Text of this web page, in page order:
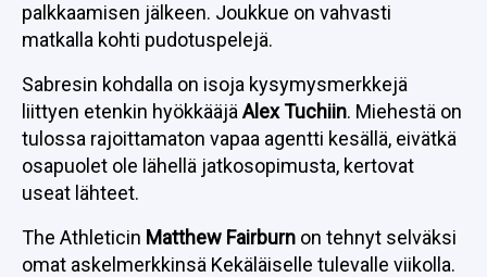
palkkaamisen jälkeen. Joukkue on vahvasti
matkalla kohti pudotuspelejä.
Sabresin kohdalla on isoja kysymysmerkkejä
liittyen etenkin hyökkääjä Alex Tuchiin. Miehestä on
tulossa rajoittamaton vapaa agentti kesällä, eivätkä
osapuolet ole lähellä jatkosopimusta, kertovat
useat lähteet.
The Athleticin Matthew Fairburn on tehnyt selväksi
omat askelmerkkinsä Kekäläiselle tulevalle viikolla.